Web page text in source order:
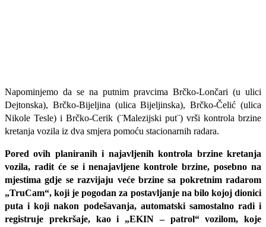
Napominjemo da se na putnim pravcima Brčko-Lončari (u ulici
Dejtonska), Brčko-Bijeljina (ulica Bijeljinska), Brčko-Čelić (ulica
Nikole Tesle) i Brčko-Cerik (¨Malezijski put¨) vrši kontrola brzine
kretanja vozila iz dva smjera pomoću stacionarnih radara.
Pored ovih planiranih i najavljenih kontrola brzine kretanja
vozila, radit će se i nenajavljene kontrole brzine, posebno na
mjestima gdje se razvijaju veće brzine sa pokretnim radarom
„TruCam“, koji je pogodan za postavljanje na bilo kojoj dionici
puta i koji nakon podešavanja, automatski samostalno radi i
registruje prekršaje, kao i „EKIN – patrol“ vozilom, koje